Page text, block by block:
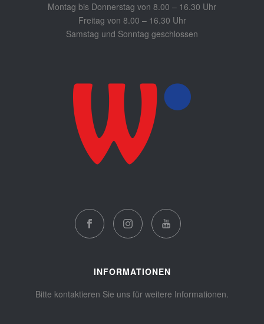
Montag bis Donnerstag von 8.00 – 16.30 Uhr
Freitag von 8.00 – 16.30 Uhr
Samstag und Sonntag geschlossen
INFORMATIONEN
Bitte kontaktieren Sie uns für weitere Informationen.